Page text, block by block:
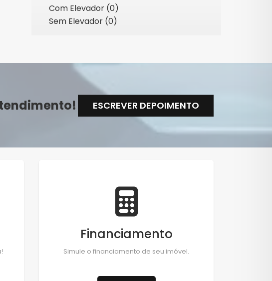
Com Elevador (0)
Sem Elevador (0)
ESCREVER DEPOIMENTO
Financiamento
Simule o financiamento de seu imóvel.